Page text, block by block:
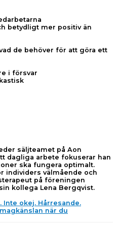
betydligt mer positiv än
de behöver för att göra ett
i försvar
säljteamet på Aon
dagliga arbete fokuserar han
ska fungera optimalt.
individers välmående och
på föreningen
kollega Lena Bergqvist.
Inte okej. Hårresande.
när du